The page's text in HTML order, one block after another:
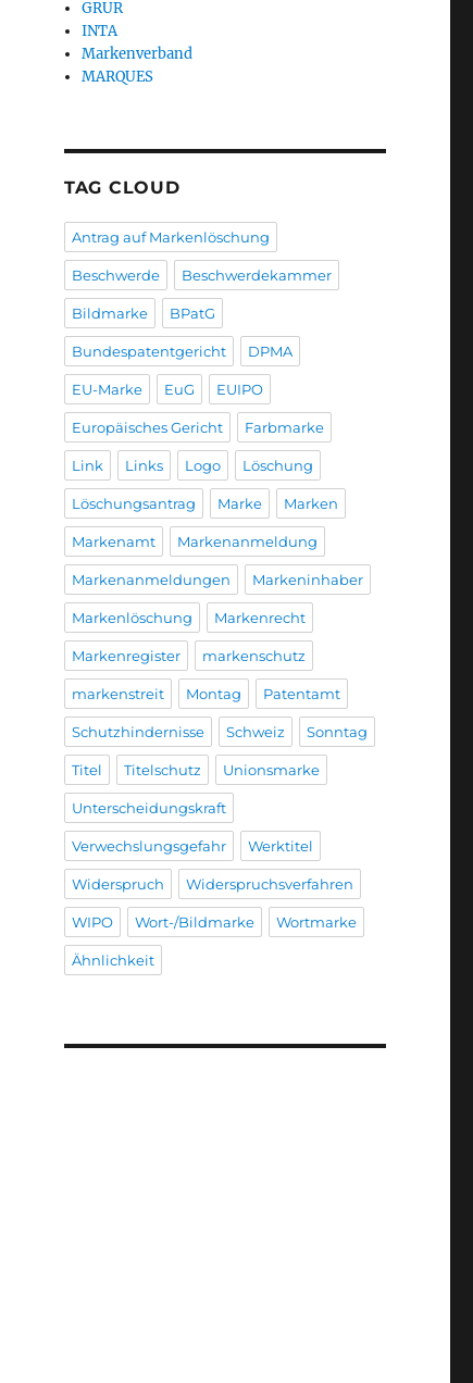
GRUR
INTA
Markenverband
MARQUES
TAG CLOUD
Antrag auf Markenlöschung
Beschwerde Beschwerdekammer
Bildmarke BPatG
Bundespatentgericht DPMA
EU-Marke EuG EUIPO
Europäisches Gericht Farbmarke
Link Links Logo Löschung
Löschungsantrag Marke Marken
Markenamt Markenanmeldung
Markenanmeldungen Markeninhaber
Markenlöschung Markenrecht
Markenregister markenschutz
markenstreit Montag Patentamt
Schutzhindernisse Schweiz Sonntag
Titel Titelschutz Unionsmarke
Unterscheidungskraft
Verwechslungsgefahr Werktitel
Widerspruch Widerspruchsverfahren
WIPO Wort-/Bildmarke Wortmarke
Ähnlichkeit